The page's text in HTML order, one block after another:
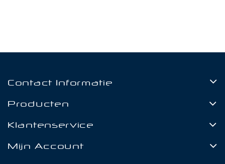
Contact Informatie
Producten
Klantenservice
Mijn Account